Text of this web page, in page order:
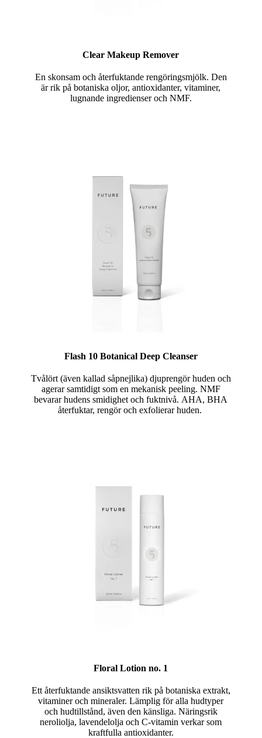
Clear Makeup Remover
En skonsam och återfuktande rengöringsmjölk. Den
är rik på botaniska oljor, antioxidanter, vitaminer,
lugnande ingredienser och NMF.
Flash 10 Botanical Deep Cleanser
Tvålört (även kallad såpnejlika) djuprengör huden och
agerar samtidigt som en mekanisk peeling. NMF
bevarar hudens smidighet och fuktnivå. AHA, BHA
återfuktar, rengör och exfolierar huden.
Floral Lotion no. 1
Ett återfuktande ansiktsvatten rik på botaniska extrakt,
vitaminer och mineraler. Lämplig för alla hudtyper
och hudtillstånd, även den känsliga. Näringsrik
neroliolja, lavendelolja och C-vitamin verkar som
kraftfulla antioxidanter.